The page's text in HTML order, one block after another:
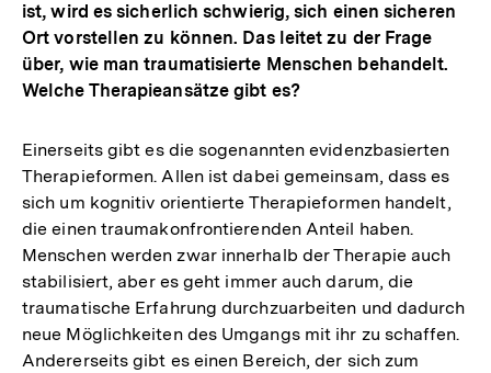
ist, wird es sicherlich schwierig, sich einen sicheren
Ort vorstellen zu können. Das leitet zu der Frage
über, wie man traumatisierte Menschen behandelt.
Welche Therapieansätze gibt es?
Einerseits gibt es die sogenannten evidenzbasierten
Therapieformen. Allen ist dabei gemeinsam, dass es
sich um kognitiv orientierte Therapieformen handelt,
die einen traumakonfrontierenden Anteil haben.
Menschen werden zwar innerhalb der Therapie auch
stabilisiert, aber es geht immer auch darum, die
traumatische Erfahrung durchzuarbeiten und dadurch
neue Möglichkeiten des Umgangs mit ihr zu schaffen.
Andererseits gibt es einen Bereich, der sich zum